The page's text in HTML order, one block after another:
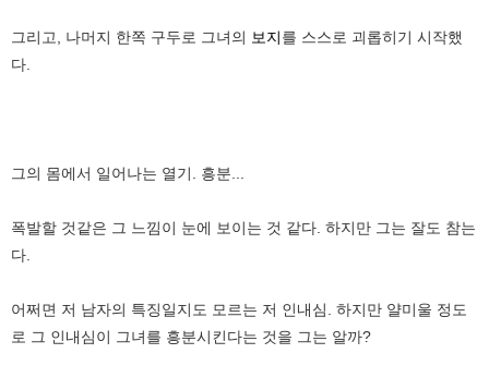
그리고, 나머지 한쪽 구두로 그녀의 보지를 스스로 괴롭히기 시작했
다.
그의 몸에서 일어나는 열기. 흥분...
폭발할 것같은 그 느낌이 눈에 보이는 것 같다. 하지만 그는 잘도 참는
다.
어쩌면 저 남자의 특징일지도 모르는 저 인내심. 하지만 얄미울 정도
로 그 인내심이 그녀를 흥분시킨다는 것을 그는 알까?